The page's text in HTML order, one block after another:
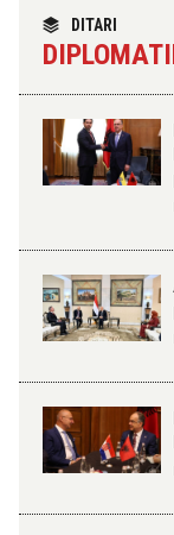
16:51 06-08-2026
Planit të Rritjes të BE-
15:53 06-08-2026
Begaj në panairin në
mban gjallë gjuhën,
identitetin tonë
DITARI